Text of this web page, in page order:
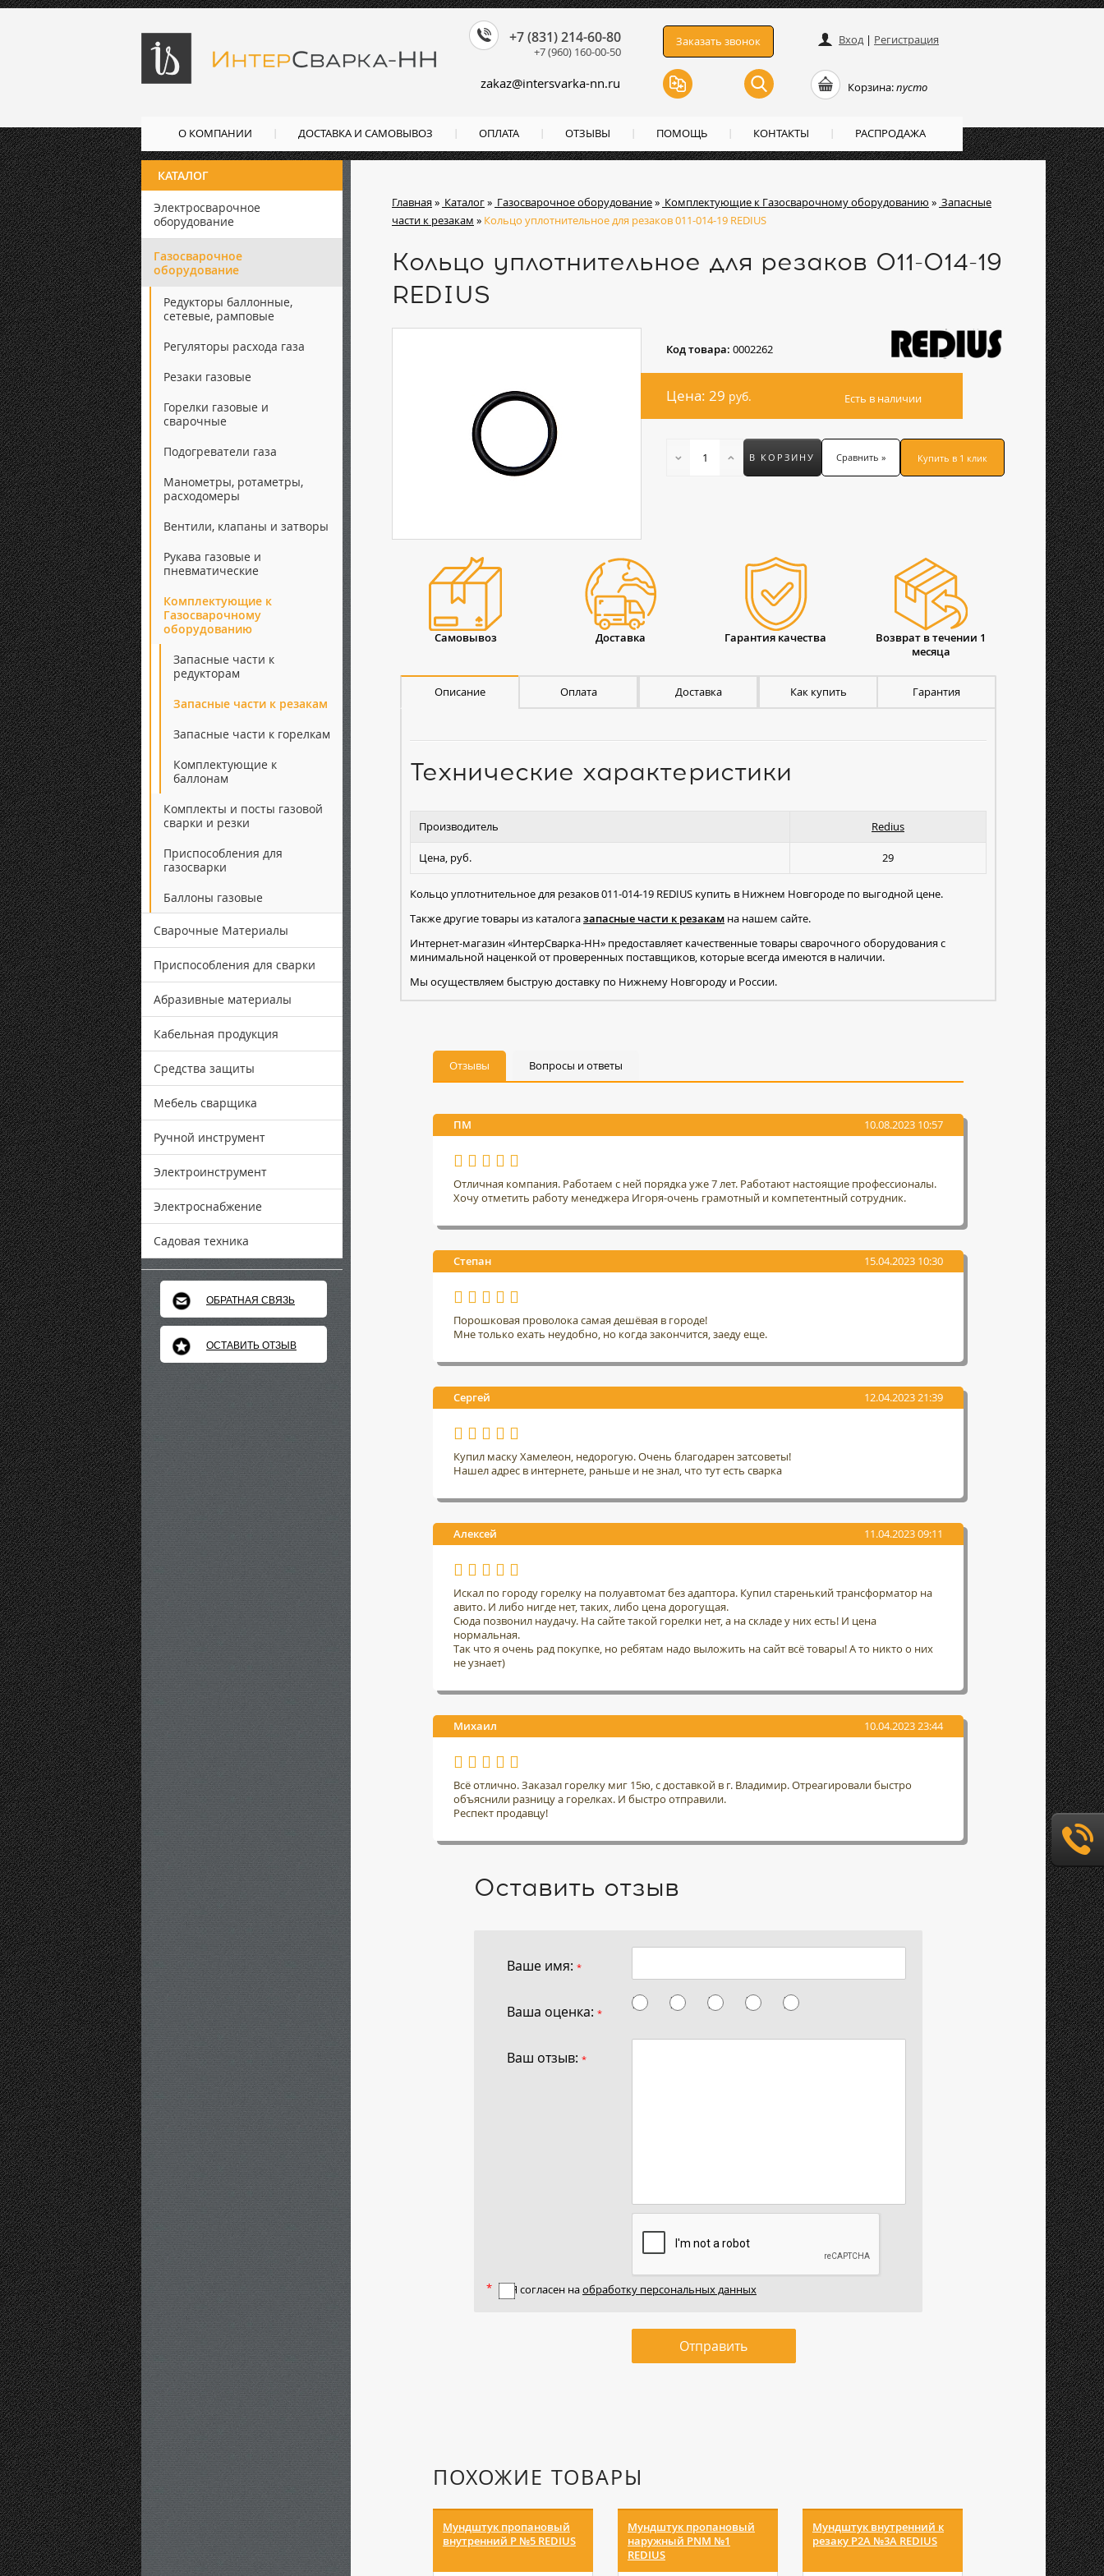
Главная» Каталог» Газосварочное оборудование» Комплектующие к Газосварочному оборудованию » Запасные
части к резакам » Кольцо уплотнительное для резаков 011-014-19 REDIUS
Кольцо уплотнительное для резаков 011-014-19
REDIUS
Код товара: 0002262
Цена: 29 руб. Есть в наличии
В КОРЗИНУ Сравнить » Купить в 1 клик
Самовывоз Доставка Гарантия качества
Возврат в течении 1
месяца
Описание Оплата Доставка Как купить Гарантия
Технические характеристики
Производитель Redius
Цена, руб. 29
Кольцо уплотнительное для резаков 011-014-19 REDIUS купить в Нижнем Новгороде по выгодной цене.
Также другие товары из каталогазапасные части к резакам на нашем сайте.
Интернет-магазин «ИнтерСварка-НН» предоставляет качественные товары сварочного оборудования с
минимальной наценкой от проверенных поставщиков, которые всегда имеются в наличии.
Мы осуществляем быструю доставку по Нижнему Новгороду и России.
Отзывы Вопросы и ответы
ПМ 10.08.2023 10:57
Отличная компания. Работаем с ней порядка уже 7 лет. Работают настоящие профессионалы.
Хочу отметить работу менеджера Игоря-очень грамотный и компетентный сотрудник.
Степан 15.04.2023 10:30
Порошковая проволока самая дешёвая в городе!
Мне только ехать неудобно, но когда закончится, заеду еще.
Сергей 12.04.2023 21:39
Купил маску Хамелеон, недорогую. Очень благодарен затсоветы!
Нашел адрес в интернете, раньше и не знал, что тут есть сварка
Алексей 11.04.2023 09:11
Искал по городу горелку на полуавтомат без адаптора. Купил старенький трансформатор на
авито. И либо нигде нет, таких, либо цена дорогущая.
Сюда позвонил наудачу. На сайте такой горелки нет, а на складе у них есть! И цена
нормальная.
Так что я очень рад покупке, но ребятам надо выложить на сайт всё товары! А то никто о них
не узнает)
Михаил 10.04.2023 23:44
Всё отлично. Заказал горелку миг 15ю, с доставкой в г. Владимир. Отреагировали быстро
объяснили разницу а горелках. И быстро отправили.
Респект продавцу!
Оставить отзыв
Ваше имя: *
Ваша оценка: *
Ваш отзыв: *
Я согласен наобработку персональных данных
Отправить
ПОХОЖИЕ ТОВАРЫ
Мундштук пропановый
внутренний Р №5 REDIUS
Мундштук пропановый
наружный РNM №1
REDIUS
Мундштук внутренний к
резаку Р2А №3А REDIUS
Мундштук
внутренний Р №3
КАТАЛОГ
Электросварочное
оборудование
Газосварочное
оборудование
Редукторы баллонные,
сетевые, рамповые
Регуляторы расхода газа
Резаки газовые
Горелки газовые и
сварочные
Подогреватели газа
Манометры, ротаметры,
расходомеры
Вентили, клапаны и затворы
Рукава газовые и
пневматические
Комплектующие к
Газосварочному
оборудованию
Запасные части к
редукторам
Запасные части к резакам
Запасные части к горелкам
Комплектующие к
баллонам
Комплекты и посты газовой
сварки и резки
Приспособления для
газосварки
Баллоны газовые
Сварочные Материалы
Приспособления для сварки
Абразивные материалы
Кабельная продукция
Средства защиты
Мебель сварщика
Ручной инструмент
Электроинструмент
Электроснабжение
Садовая техника
ОБРАТНАЯ СВЯЗЬ
ОСТАВИТЬ ОТЗЫВ
Вход| Регистрация
Корзина:пусто
Заказать звонок
zakaz@intersvarka-nn.ru
+7 (831) 214-60-80
+7 (960) 160-00-50
О КОМПАНИИ ДОСТАВКА И САМОВЫВОЗ ОПЛАТА ОТЗЫВЫ ПОМОЩЬ КОНТАКТЫ РАСПРОДАЖА